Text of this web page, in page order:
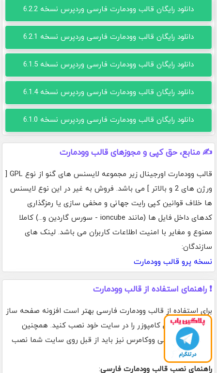
دانلود رایگان قالب وودمارت فارسی وردپرس نسخه 6.2.2
دانلود رایگان قالب وودمارت فارسی وردپرس نسخه 6.2.1
دانلود رایگان قالب وودمارت فارسی وردپرس نسخه 6.1.5
دانلود رایگان قالب وودمارت فارسی وردپرس نسخه 6.1.4
دانلود رایگان قالب وودمارت فارسی وردپرس نسخه 6.1.0
✍️ منابع، حق کپی و مجوزهای قالب وودمارت
قالب وودمارت اورجینال زیر مجموعه لایسنس های گنو از نوع GPL [
ورژن های 2 و بالاتر ] می باشد. فروش به غیر در این نوع لایسنس
ها خلاف قوانین کپی رایت جهانی و مخفی سازی یا رمزگذاری
کدهای داخل فایل ها (مانند ioncube - سورس گاردین و...) کاملا
ممنوع و مغایر با امنیت اطلاعات کاربران می باشد. لینک های
سازندگان:
نسخه پرو قالب وودمارت
❗ راهنمای استفاده از قالب وودمارت
برای استفاده از قالب وودمارت فارسی بهتر است افزونه صفحه ساز
المنتور یا ویژوال کامپوزر را در سایت خود نصب کنید. همچنین
افزونه فروشگاهی ووکامرس نیز باید از قبل روی سایت شما نصب
شده باشد.
راهنمای نصب قالب وودمارت فارسی: